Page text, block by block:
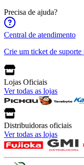
Precisa de ajuda?
Central de atendimento
Crie um ticket de suporte
Lojas Oficiais
Ver todas as lojas
Distribuidoras oficiais
Ver todas as lojas